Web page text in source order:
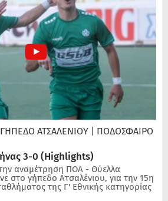
ΓΗΠΕΔΟ ΑΤΣΑΛΕΝΙΟΥ
| ΠΟΔΌΣΦΑΙΡΟ
3-0 (Highlights)
αναμέτρηση ΠΟΑ - Θύελλα
στο γήπεδο Ατσαλένιου, για την 15η
της Γ' Εθνικής κατηγορίας